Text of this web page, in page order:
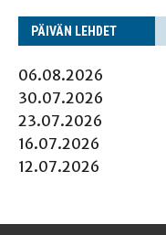
PÄI­VÄN LEHDET
06.08.2026
30.07.2026
23.07.2026
16.07.2026
12.07.2026